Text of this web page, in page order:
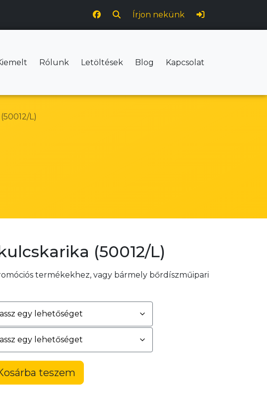
Írjon nekünk
Rólunk Letöltések Blog Kapcsolat
L)
(50012/L)
termékekhez, vagy bármely bőrdíszműipari
teszem